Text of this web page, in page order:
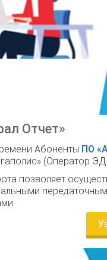
Отчет»
Абоненты ПО
(Оператор
позволяет